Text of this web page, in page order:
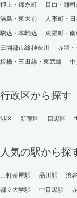
押上・錦糸町
目白・雑
湯島・東大前
人形町・
駒込・本駒込
東陽町・
田園都市線神奈川
赤羽
板橋・三田線・東武線
行政区から探す
港区 新宿区 目黒区
人気の駅から探
三軒茶屋駅 品川駅 渋
都立大学駅
中目黒駅